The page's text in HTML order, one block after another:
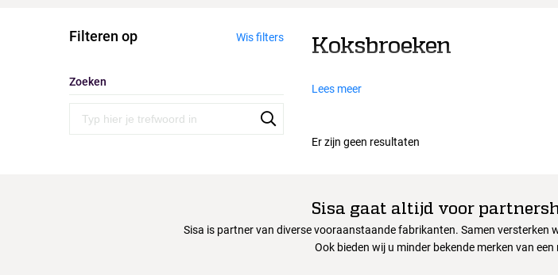
Filteren op Wis filters
Zoeken
Koksbroeken
Lees meer
Er zijn geen resultaten
Sisa gaat altijd voor
Sisa is partner van diverse vooraanstaande fabrikanten. Samen versterken
Ook bieden wij u minder bekende merken van